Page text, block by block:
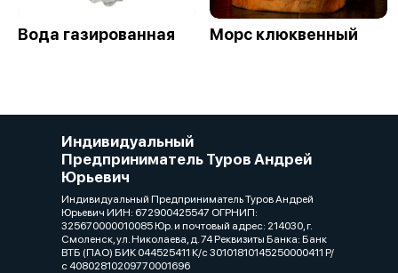
Вода газированная Морс клюквенный
Индивидуальный
Предприниматель Туров Андрей
Юрьевич
Индивидуальный Предприниматель Туров Андрей
Юрьевич ИИН: 672900425547 ОГРНИП:
325670000010085 Юр. и почтовый адрес: 214030, г.
Смоленск, ул. Николаева, д. 74 Реквизиты Банка: Банк
ВТБ (ПАО) БИК 044525411 К/с 30101810145250000411 Р/
с 40802810209770001696